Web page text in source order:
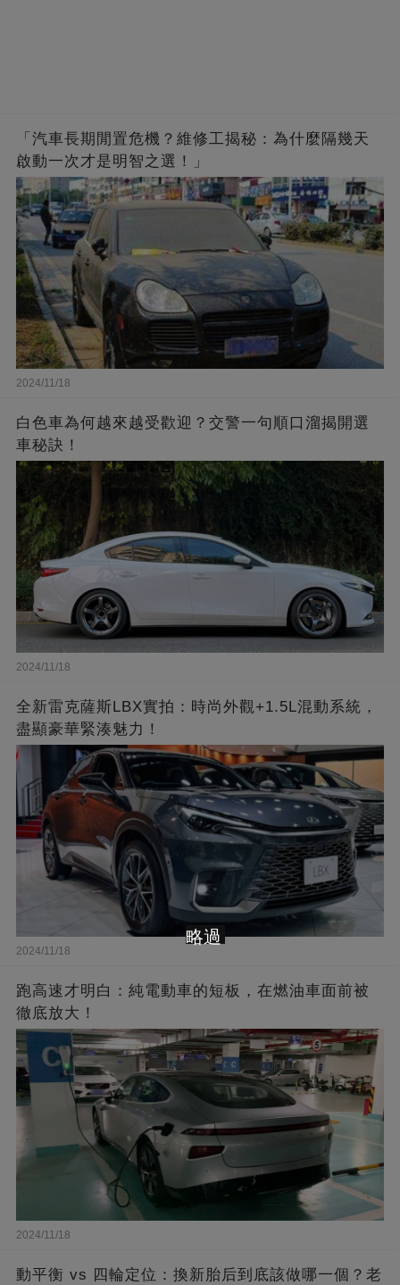
「汽車長期閒置危機？維修工揭秘：為什麼隔幾天
啟動一次才是明智之選！」
2024/11/18
白色車為何越來越受歡迎？交警一句順口溜揭開選
車秘訣！
2024/11/18
全新雷克薩斯LBX實拍：時尚外觀+1.5L混動系統，
盡顯豪華緊湊魅力！
2024/11/18
跑高速才明白：純電動車的短板，在燃油車面前被
徹底放大！
2024/11/18
動平衡 vs 四輪定位：換新胎后到底該做哪一個？老
略過